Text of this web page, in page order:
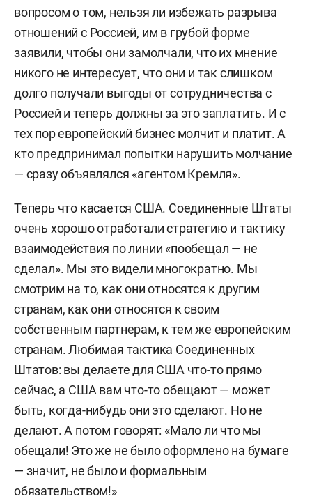
вопросом о том, нельзя ли избежать разрыва
отношений с Россией, им в грубой форме
заявили, чтобы они замолчали, что их мнение
никого не интересует, что они и так слишком
долго получали выгоды от сотрудничества с
Россией и теперь должны за это заплатить. И с
тех пор европейский бизнес молчит и платит. А
кто предпринимал попытки нарушить молчание
— сразу объявлялся «агентом Кремля».
Теперь что касается США. Соединенные Штаты
очень хорошо отработали стратегию и тактику
взаимодействия по линии «пообещал — не
сделал». Мы это видели многократно. Мы
смотрим на то, как они относятся к другим
странам, как они относятся к своим
собственным партнерам, к тем же европейским
странам. Любимая тактика Соединенных
Штатов: вы делаете для США что-то прямо
сейчас, а США вам что-то обещают — может
быть, когда-нибудь они это сделают. Но не
делают. А потом говорят: «Мало ли что мы
обещали! Это же не было оформлено на бумаге
— значит, не было и формальным
обязательством!»